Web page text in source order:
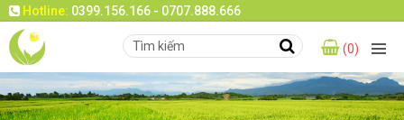
Hotline: 0399.156.166 - 0707.888.666
(0)